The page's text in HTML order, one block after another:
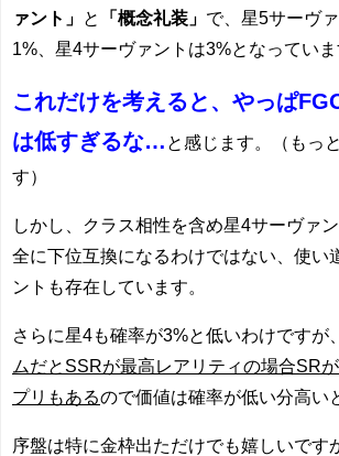
ァント」
と 「概念礼装」 で、星5サーヴ
1%、星4サーヴァントは3%となっていま
これだけを考えると、やっぱ
は低すぎるな… と感じます。（もっ
す）
しかし、クラス相性を含め星4サーヴァ
全に下位互換になるわけではない、使い
ントも存在しています。
さらに星4も確率が3%と低いわけですが、
ムだとSSRが最高レアリティの場合SR
プリもあるので価値は確率が低い分高い
序盤は特に金枠出ただけでも嬉しいです